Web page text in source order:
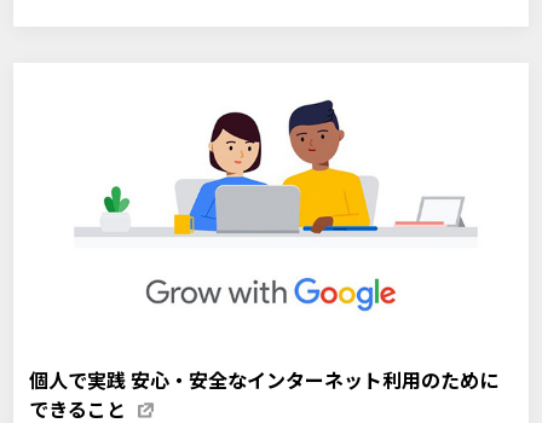
ダウンロードページです。
個人で実践 安心・安全なインターネット利用のために
できること